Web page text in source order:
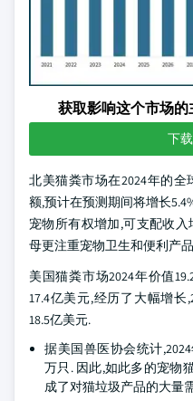
获取影响这个市场
下
北美猫粪市场在2024年的全
额,预计在预测期间将增长
宠物所有权增加,可支配收
母更注重宠物卫生和便利产
美国猫粪市场2024年价值
17.4亿美元,经历了大幅增长
18.5亿美元.
据美国兽医协会统计
万只. 因此,如此多的宠物
成了对猫垃圾产品的大量